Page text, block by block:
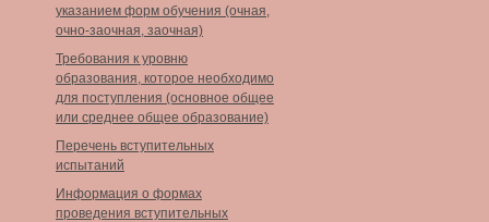
указанием форм обучения (очная,
очно-заочная, заочная)
Требования к уровню
образования, которое необходимо
для поступления (основное общее
или среднее общее образование)
Перечень вступительных
испытаний
Информация о формах
проведения вступительных